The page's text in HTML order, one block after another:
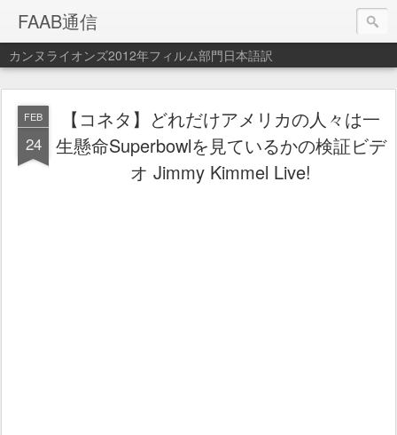
FAAB通信
カンヌライオンズ2012年フィルム部門日本語訳
FEB
24
【コネタ】どれだけアメリカの人々は一
生懸命Superbowlを見ているかの検証ビデ
オ Jimmy Kimmel Live!